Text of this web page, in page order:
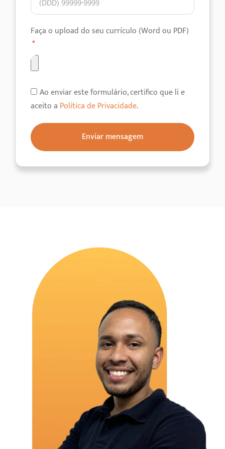
Faça o upload do seu currículo (Word ou PDF)
Ao enviar este formulário, certifico que li e
aceito a Política de Privacidade.
Enviar mensagem